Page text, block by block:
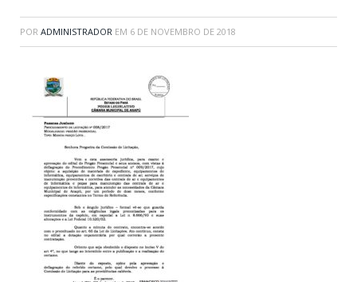
POR ADMINISTRADOR EM 6 DE NOVEMBRO DE 2018